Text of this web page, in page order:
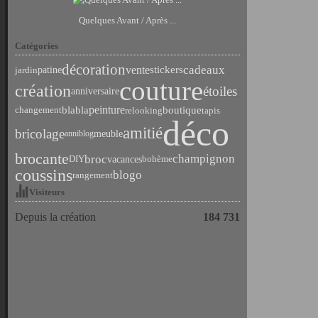
Quelques Avant / Après ...
Catégories
jardinpatinedécorationventestickerscadeaux
créationanniversairecoutureétoiles
changementblablapeinturerelookingboutiquetapis
bricolageanniblogmeubleamitiédéco
brocanteDIYbrocvacancesbohèmechampignon
coussinsrangementblogo
Visiteurs
Depuis la création 184 731